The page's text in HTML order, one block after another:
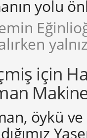
yolu
için
öykü